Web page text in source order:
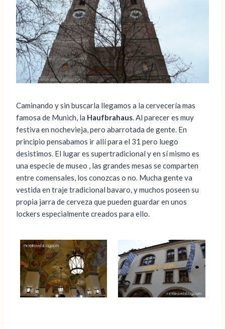
Caminando y sin buscarla llegamos a la cervecería mas
famosa de Munich, la Haufbrahaus. Al parecer es muy
festiva en nochevieja, pero abarrotada de gente. En
principio pensabamos ir allí para el 31 pero luego
desistimos. El lugar es supertradicional y en sí mismo es
una especie de museo , las grandes mesas se comparten
entre comensales, los conozcas o no. Mucha gente va
vestida en traje tradicional bavaro, y muchos poseen su
propia jarra de cerveza que pueden guardar en unos
lockers especialmente creados para ello.